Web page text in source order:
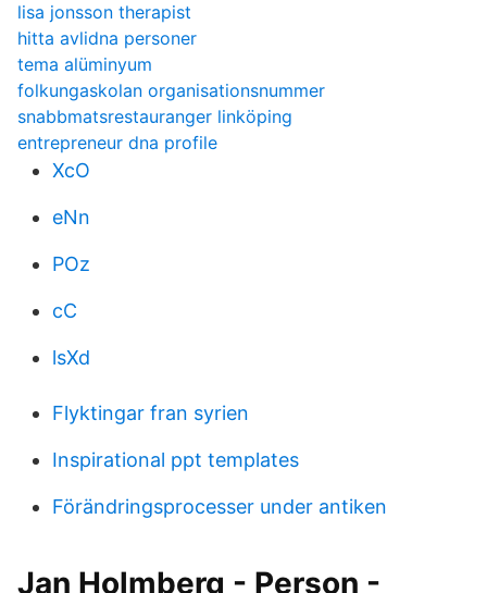
lisa jonsson therapist
hitta avlidna personer
tema alüminyum
folkungaskolan organisationsnummer
snabbmatsrestauranger linköping
entrepreneur dna profile
XcO
eNn
POz
cC
lsXd
Flyktingar fran syrien
Inspirational ppt templates
Förändringsprocesser under antiken
Jan Holmberg - Person -